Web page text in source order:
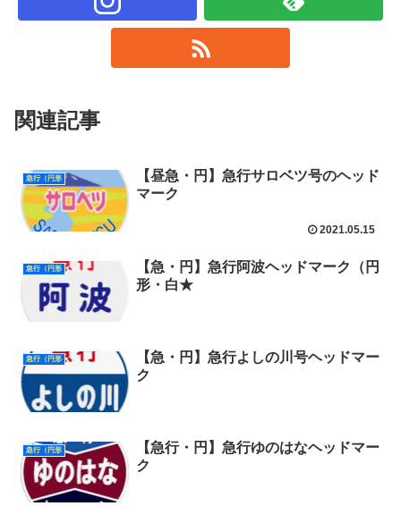
関連記事
急行（円形
【昼急・円】急行サロベツ号のヘッド
マーク
2021.05.15
急行（円形
【急・円】急行阿波ヘッドマーク（円
形・白★
急行（円形
【急・円】急行よしの川号ヘッドマー
ク
急行（円形
【急行・円】急行ゆのはなヘッドマー
ク